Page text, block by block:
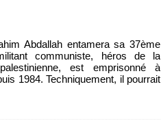
Abdallah entamera sa 37ème
communiste, héros de la
est emprisonné à
1984. Techniquement, il pourrait